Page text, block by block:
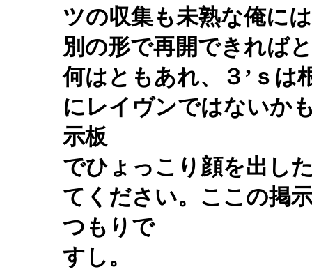
ツの収集も未熟な俺に
別の形で再開できれば
何はともあれ、３’ｓは
にレイヴンではないか
示板
でひょっこり顔を出し
てください。ここの掲
つもりで
すし。